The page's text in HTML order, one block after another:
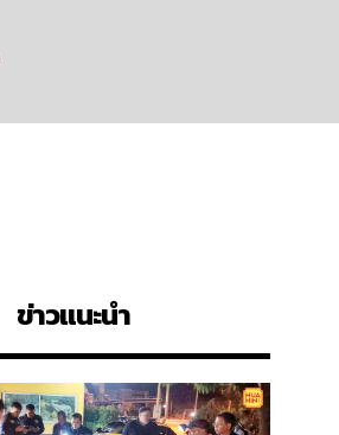
ข่าวแนะนำ